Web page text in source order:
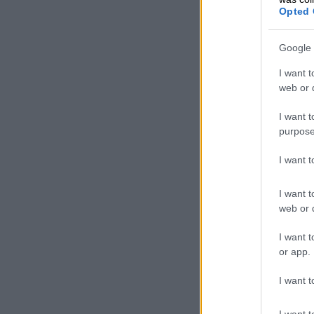
Opted
Google
I want
web or
I want
I want
I want
web or
I want
or app.
I want